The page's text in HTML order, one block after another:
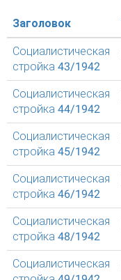
Заголовок
Социалистическая
стройка 43/1942
Социалистическая
стройка 44/1942
Социалистическая
стройка 45/1942
Социалистическая
стройка 46/1942
Социалистическая
стройка 48/1942
Социалистическая